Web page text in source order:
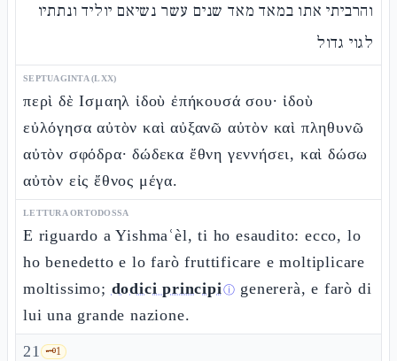
והרביתי אתו במאד מאד שנים עשר נשיאם יוליד ונתתיו
לגוי גדול
SEPTUAGINTA (LXX)
περὶ δὲ Ισμαηλ ἰδοὺ ἐπήκουσά σου· ἰδοὺ
εὐλόγησα αὐτὸν καὶ αὐξανῶ αὐτὸν καὶ πληθυνῶ
αὐτὸν σφόδρα· δώδεκα ἔθνη γεννήσει, καὶ δώσω
αὐτὸν εἰς ἔθνος μέγα.
LETTURA ORTODOSSA
E riguardo a Yishmaʿèl, ti ho esaudito: ecco, lo
ho benedetto e lo farò fruttificare e moltiplicare
moltissimo; dodici principiⓘ genererà, e farò di
lui una grande nazione.
21 🗝️1